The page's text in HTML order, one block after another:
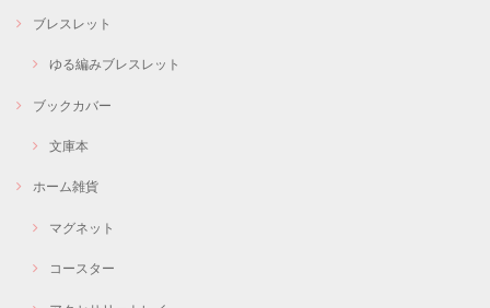
ブレスレット
ゆる編みブレスレット
ブックカバー
文庫本
ホーム雑貨
マグネット
コースター